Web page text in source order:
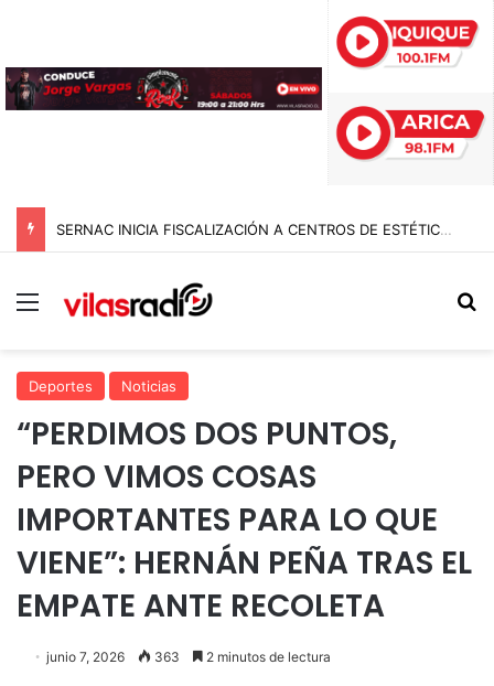
SERNAC INICIA FISCALIZACIÓN A CENTROS DE ESTÉTICA EN EL PAÍS E INTERVIENE EN TARAPACÁ: BUSCAN FRENAR RIESGOS Y PUBLICIDAD ENGAÑOSA
Menú
Deportes Noticias
“PERDIMOS DOS PUNTOS,
PERO VIMOS COSAS
IMPORTANTES PARA LO QUE
VIENE”: HERNÁN PEÑA TRAS EL
EMPATE ANTE RECOLETA
junio 7, 2026 363 2 minutos de lectura